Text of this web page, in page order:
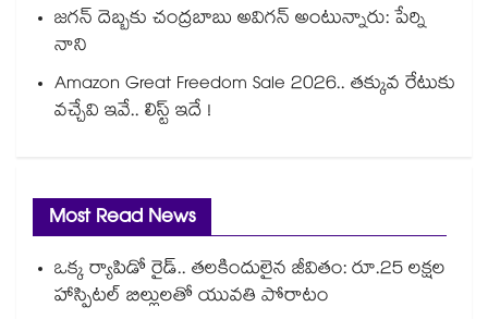
జగన్ దెబ్బకు చంద్రబాబు అవిగన్ అంటున్నారు: పేర్ని
నాని
Amazon Great Freedom Sale 2026.. తక్కువ రేటుకు
వచ్చేవి ఇవే.. లిస్ట్ ఇదే !
Most Read News
ఒక్క ర్యాపిడో రైడ్.. తలకిందులైన జీవితం: రూ.25 లక్షల
హాస్పిటల్ బిల్లులతో యువతి పోరాటం